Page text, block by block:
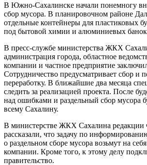
В Южно-Сахалинске начали понемногу
сбор мусора. В планировочном районе
отдельные контейнеры для пластиковых
под бытовой химии и алюминиевых
В пресс-службе министерства ЖКХ
администрация города, областное
компании и частное предприятие
Сотрудничество предусматривает сбор и
переработку. В ближайшие два месяца
следить за реализацией проекта. После
над ошибками и раздельный сбор мусора
всему Сахалину.
В министерстве ЖКХ Сахалина редакции
рассказали, что задачу по
о раздельном сборе мусора возьмут на
компании. Кроме того, к этому делу
правительство.